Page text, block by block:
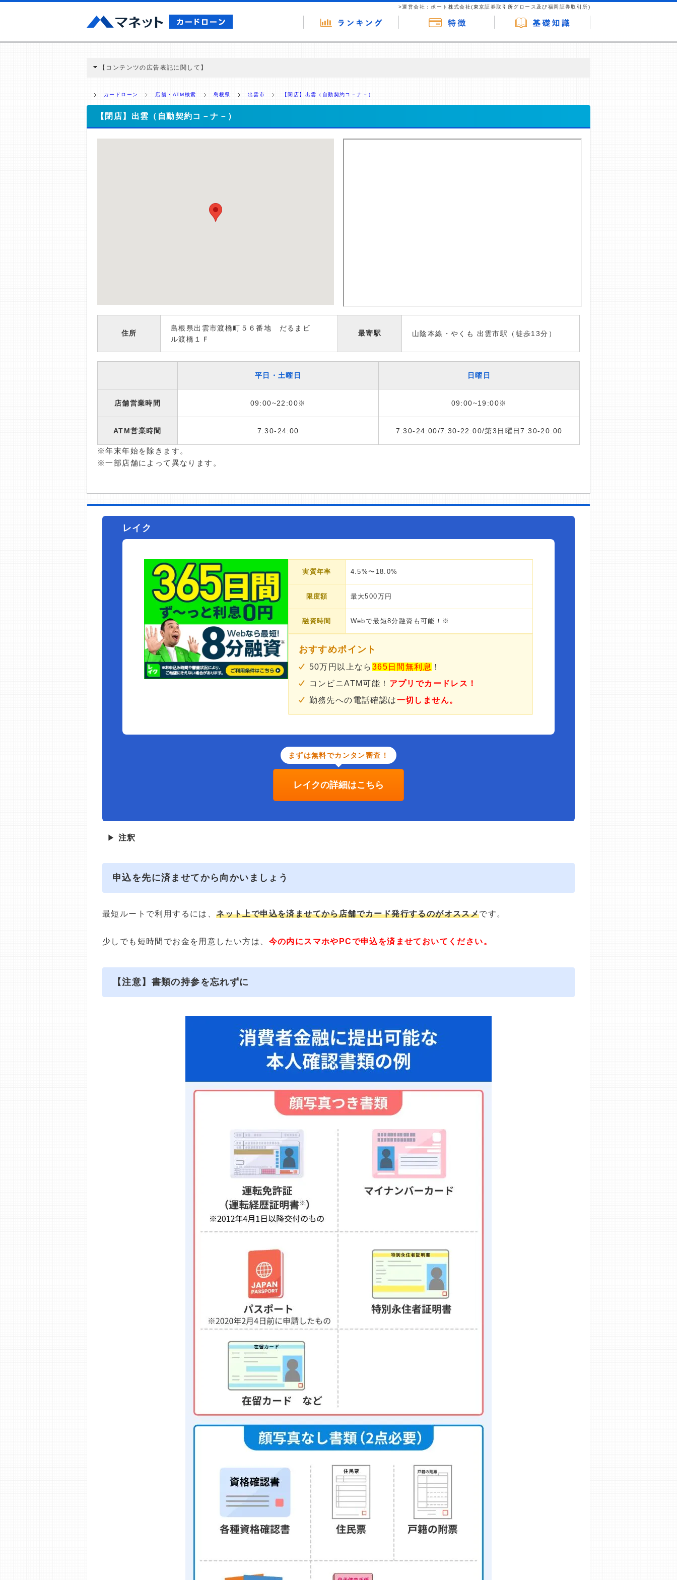
>運営会社：ポート株式会社(東京証券取引所グロース及び福岡証券取引所)
【コンテンツの広告表記に関して】
ミ収集などに基づき、公平性を担保した情報提供を行っています。
>提携企業一覧
カードローン 店舗・ATM検索 島根県 出雲市 【閉店】出雲（自動契約コ－ナ－）
【閉店】出雲（自動契約コ－ナ－）
住所
島根県出雲市渡橋町５６番地 だるまビ
ル渡橋１Ｆ
最寄駅 山陰本線・やくも 出雲市駅（徒歩13分）
平日・土曜日 日曜日
店舗営業時間 09:00~22:00※ 09:00~19:00※
ATM営業時間 7:30-24:00 7:30-24:00/7:30-22:00/第3日曜日7:30-20:00
※年末年始を除きます。
※一部店舗によって異なります。
レイク
実質年率 4.5%〜18.0%
限度額 最大500万円
融資時間 Webで最短8分融資も可能！※
おすすめポイント
50万円以上なら 365日間無利息 ！
コンビニATM可能！ アプリでカードレス！
勤務先への電話確認は一切しません。
まずは無料でカンタン審査！
レイクの詳細はこちら
▶ 注釈
申込を先に済ませてから向かいましょう
最短ルートで利用するには、ネット上で申込を済ませてから店舗でカード発行するのがオススメです。
少しでも短時間でお金を用意したい方は、 今の内にスマホやPCで申込を済ませておいてください。
【注意】書類の持参を忘れずに